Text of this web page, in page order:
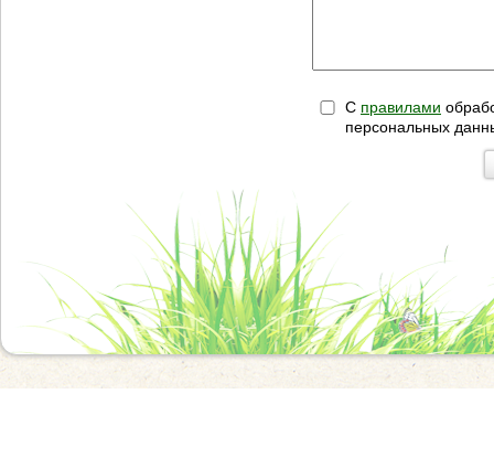
С правилами
персональных